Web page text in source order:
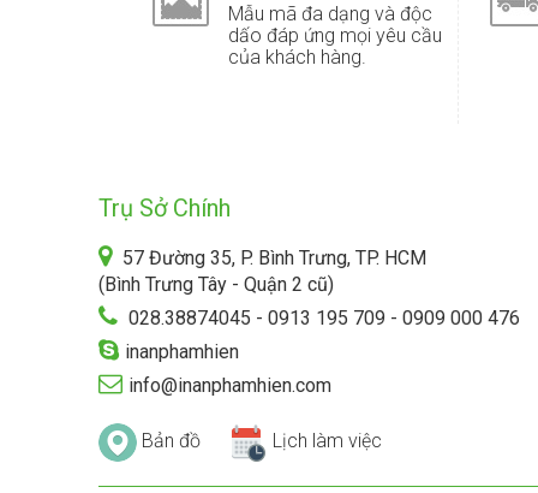
Mẫu mã đa dạng và độc
dấo đáp ứng mọi yêu cầu
của khách hàng.
Trụ Sở Chính
57 Đường 35, P. Bình Trưng, TP. HCM
(Bình Trưng Tây - Quận 2 cũ)
028.38874045 - 0913 195 709 - 0909 000 476
inanphamhien
info@inanphamhien.com
Bản đồ Lịch làm việc